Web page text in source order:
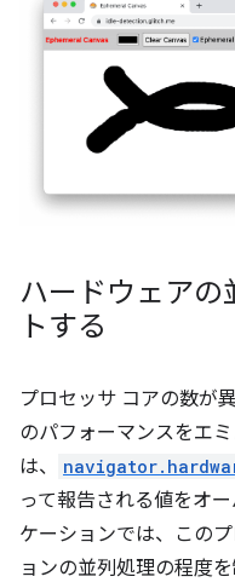
ハードウェアの
トする
プロセッサ コアの数が
のパフォーマンスをエ
は、
って報告される値をオ
ケーションでは、この
ョンの並列処理の程度